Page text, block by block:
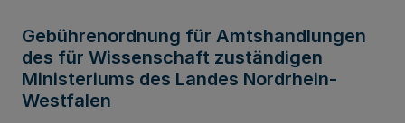
Gebührenordnung für Amtshandlungen
des für Wissenschaft zuständigen
Ministeriums des Landes Nordrhein-
Westfalen